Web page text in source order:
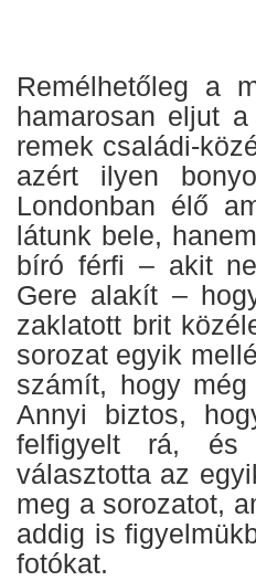
Remélhetőleg a
hamarosan eljut
remek családi-
azért ilyen
Londonban élő
látunk bele,
bíró férfi – akit
Gere alakít –
zaklatott brit
sorozat egyik
számít, hogy
Annyi biztos,
felfigyelt rá, és
választotta az
meg a sorozatot,
addig is
fotókat.